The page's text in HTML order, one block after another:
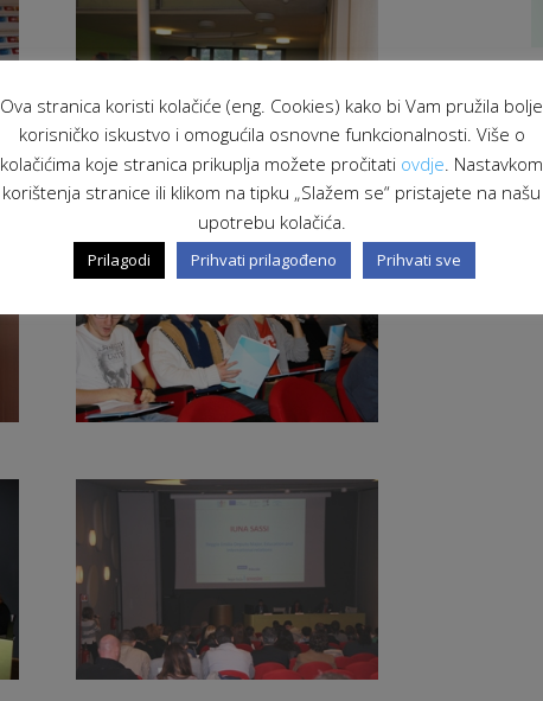
Ova stranica koristi kolačiće (eng. Cookies) kako bi Vam pružila bolje
korisničko iskustvo i omogućila osnovne funkcionalnosti. Više o
kolačićima koje stranica prikuplja možete pročitati ovdje . Nastavkom
korištenja stranice ili klikom na tipku „Slažem se“ pristajete na našu
upotrebu kolačića.
Prilagodi Prihvati prilagođeno Prihvati sve